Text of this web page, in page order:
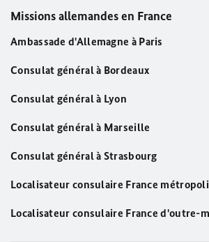
Missions allemandes en France
Ambassade d'Allemagne à Paris
Consulat général à Bordeaux
Consulat général à Lyon
Consulat général à Marseille
Consulat général à Strasbourg
Localisateur consulaire France
Localisateur consulaire France d'outre-